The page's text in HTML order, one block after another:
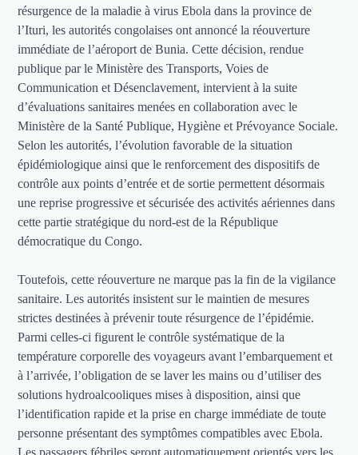
résurgence de la maladie à virus Ebola dans la province de
l’Ituri, les autorités congolaises ont annoncé la réouverture
immédiate de l’aéroport de Bunia. Cette décision, rendue
publique par le Ministère des Transports, Voies de
Communication et Désenclavement, intervient à la suite
d’évaluations sanitaires menées en collaboration avec le
Ministère de la Santé Publique, Hygiène et Prévoyance Sociale.
Selon les autorités, l’évolution favorable de la situation
épidémiologique ainsi que le renforcement des dispositifs de
contrôle aux points d’entrée et de sortie permettent désormais
une reprise progressive et sécurisée des activités aériennes dans
cette partie stratégique du nord-est de la République
démocratique du Congo.
Toutefois, cette réouverture ne marque pas la fin de la vigilance
sanitaire. Les autorités insistent sur le maintien de mesures
strictes destinées à prévenir toute résurgence de l’épidémie.
Parmi celles-ci figurent le contrôle systématique de la
température corporelle des voyageurs avant l’embarquement et
à l’arrivée, l’obligation de se laver les mains ou d’utiliser des
solutions hydroalcooliques mises à disposition, ainsi que
l’identification rapide et la prise en charge immédiate de toute
personne présentant des symptômes compatibles avec Ebola.
Les passagers fébriles seront automatiquement orientés vers les